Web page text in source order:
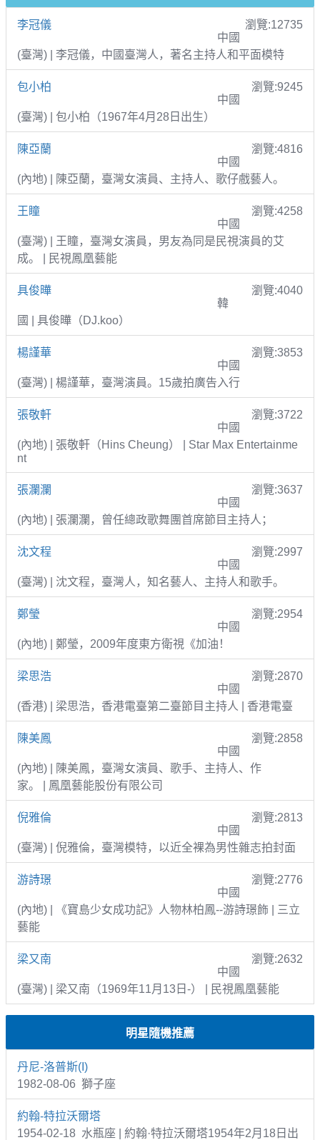
李冠儀
瀏覽:12735
中國
(臺灣) | 李冠儀，中國臺灣人，著名主持人和平面模特
包小柏
瀏覽:9245
中國
(臺灣) | 包小柏（1967年4月28日出生）
陳亞蘭
瀏覽:4816
中國
(內地) | 陳亞蘭，臺灣女演員、主持人、歌仔戲藝人。
王瞳
瀏覽:4258
中國
(臺灣) | 王瞳，臺灣女演員，男友為同是民視演員的艾
成。 | 民視鳳凰藝能
具俊曄
瀏覽:4040
韓
國 | 具俊曄（DJ.koo）
楊謹華
瀏覽:3853
中國
(臺灣) | 楊謹華，臺灣演員。15歲拍廣告入行
張敬軒
瀏覽:3722
中國
(內地) | 張敬軒（Hins Cheung） | Star Max Entertainme
nt
張瀾瀾
瀏覽:3637
中國
(內地) | 張瀾瀾，曾任總政歌舞團首席節目主持人；
沈文程
瀏覽:2997
中國
(臺灣) | 沈文程，臺灣人，知名藝人、主持人和歌手。
鄭瑩
瀏覽:2954
中國
(內地) | 鄭瑩，2009年度東方衛視《加油！
梁思浩
瀏覽:2870
中國
(香港) | 梁思浩，香港電臺第二臺節目主持人 | 香港電臺
陳美鳳
瀏覽:2858
中國
(內地) | 陳美鳳，臺灣女演員、歌手、主持人、作
家。 | 鳳凰藝能股份有限公司
倪雅倫
瀏覽:2813
中國
(臺灣) | 倪雅倫，臺灣模特，以近全裸為男性雜志拍封面
游詩璟
瀏覽:2776
中國
(內地) | 《寶島少女成功記》人物林柏鳳--游詩璟飾 | 三立
藝能
梁又南
瀏覽:2632
中國
(臺灣) | 梁又南（1969年11月13日-） | 民視鳳凰藝能
明星隨機推薦
丹尼-洛普斯(I)
1982-08-06 獅子座
約翰-特拉沃爾塔
1954-02-18 水瓶座 | 約翰·特拉沃爾塔1954年2月18日出